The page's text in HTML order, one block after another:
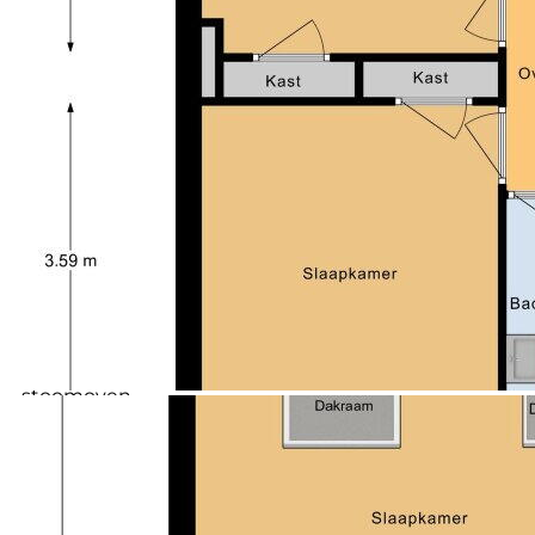
warme houtlook pvc-vloer, de grote raampartijen en
de sfeervolle haard (kan eventueel verwijderd
worden) zorgen voor een huiselijke uitstraling. Er is
voldoende ruimte voor zowel een comfortabele
zithoek als een grote eettafel. Via de schuifpui loopt
de woonkamer naadloos over in het terras en de tuin.
Hou je van koken en gezellig tafelen? Dan voel je je
hier direct thuis. De royale leefkeuken vormt het hart
een warm houtkleurig werkblad zorgen voor een
- stoomoven